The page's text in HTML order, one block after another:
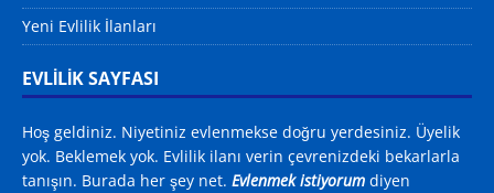
Yeni Evlilik İlanları
EVLİLİK SAYFASI
Hoş geldiniz. Niyetiniz evlenmekse doğru yerdesiniz. Üyelik
yok. Beklemek yok. Evlilik ilanı verin çevrenizdeki bekarlarla
tanışın. Burada her şey net. Evlenmek istiyorum diyen